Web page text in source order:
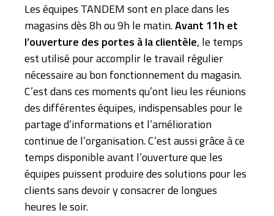
Les équipes TANDEM sont en place dans les
magasins dès 8h ou 9h le matin.Avant 11h et
l’ouverture des portes à la clientèle, le temps
est utilisé pour accomplir le travail régulier
nécessaire au bon fonctionnement du magasin.
C’est dans ces moments qu’ont lieu les réunions
des différentes équipes, indispensables pour le
partage d’informations et l’amélioration
continue de l’organisation. C’est aussi grâce à ce
temps disponible avant l’ouverture que les
équipes puissent produire des solutions pour les
clients sans devoir y consacrer de longues
heures le soir.